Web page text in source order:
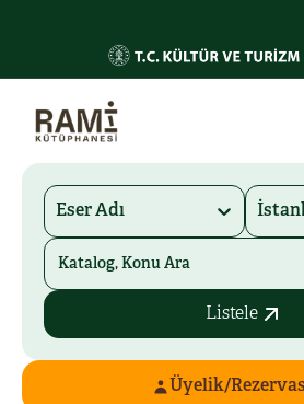
Eser Adı
Listele
Üyelik/